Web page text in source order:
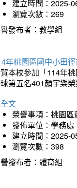
建立時間：2025-
瀏覽次數：269
發布者：教學組
年桃園區國中小田
本校參加「114年
第五名401顏宇樂
文
榮譽事項：桃園區
發佈單位：學務處
建立時間：2025-
瀏覽次數：398
發布者：體育組